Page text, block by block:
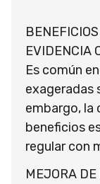
EVIDENCIA
Es común
exageradas
embargo, la
beneficios
regular con
MEJORA